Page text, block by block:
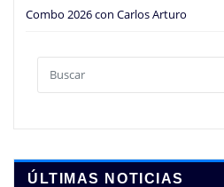
Combo 2026 con Carlos Arturo
ÚLTIMAS NOTICIAS